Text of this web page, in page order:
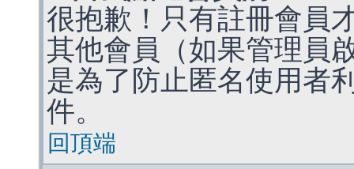
很抱歉！只有註冊會員
其他會員（如果管理員
是為了防止匿名使用者
件。
回頂端